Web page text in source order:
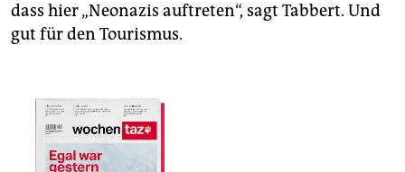
dass hier „Neonazis auftreten“, sagt Tabbert. Und
gut für den Tourismus.